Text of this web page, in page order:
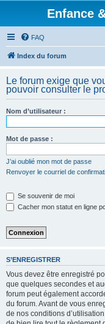
Enfance
FAQ
Index du forum
Le forum exige que
pouvoir consulter le
Nom d’utilisateur :
Mot de passe :
J’ai oublié mon mot de passe
Renvoyer le courriel de
Se souvenir de moi
Cacher mon statut en ligne
S’ENREGISTRER
Vous devez être enregistré
que quelques secondes et
forum peut également
du forum. Avant de vous
de nos conditions